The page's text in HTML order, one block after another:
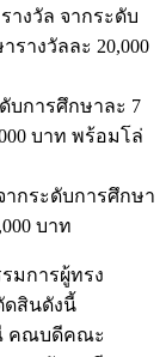
างวัล จากระดับ
างวัลละ 20,000
บการศึกษาละ 7
บาท พร้อมโล่
ากระดับการศึกษา
บาท
มการผู้ทรง
สินดังนี้
คณบดีคณะ